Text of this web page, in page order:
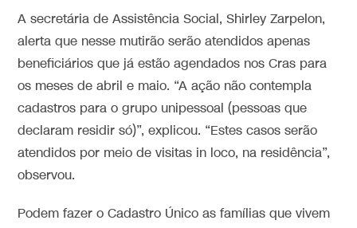
A secretária de Assistência Social, Shirley Zarpelon,
alerta que nesse mutirão serão atendidos apenas
beneficiários que já estão agendados nos Cras para
os meses de abril e maio. “A ação não contempla
cadastros para o grupo unipessoal (pessoas que
declaram residir só)”, explicou. “Estes casos serão
atendidos por meio de visitas in loco, na residência”,
observou.
Podem fazer o Cadastro Único as famílias que vivem